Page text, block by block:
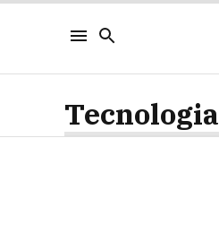
Tecnologia